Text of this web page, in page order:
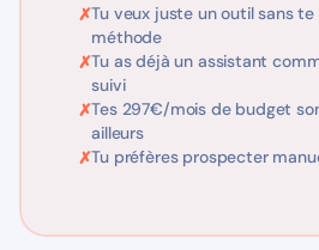
Tu veux juste un outil sans
méthode
Tu as déjà un assistant
suivi
Tes 297€/mois de budget
ailleurs
Tu préfères prospecter